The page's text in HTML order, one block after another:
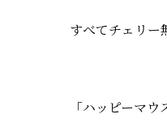
すべてチェリー
「ハッピーマウ